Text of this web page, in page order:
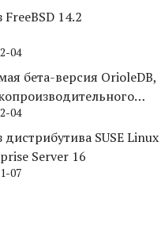
FreeBSD 14.2
04
бета-версия OrioleDB,
хранения для PostgreSQL
04
дистрибутива SUSE Linux
Server 16
07